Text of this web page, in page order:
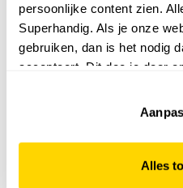
persoonlijke content zien.
Superhandig. Als je onze
gebruiken, dan is het nodig
accepteert. Dit doe je door
website niet optimaal
Alles